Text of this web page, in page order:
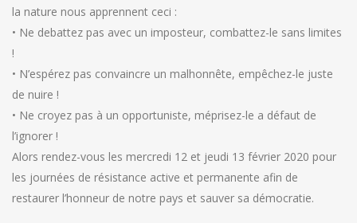
la nature nous apprennent ceci :
• Ne debattez pas avec un imposteur, combattez-le sans limites
!
• N’espérez pas convaincre un malhonnête, empêchez-le juste
de nuire !
• Ne croyez pas à un opportuniste, méprisez-le a défaut de
l’ignorer !
Alors rendez-vous les mercredi 12 et jeudi 13 février 2020 pour
les journées de résistance active et permanente afin de
restaurer l’honneur de notre pays et sauver sa démocratie.